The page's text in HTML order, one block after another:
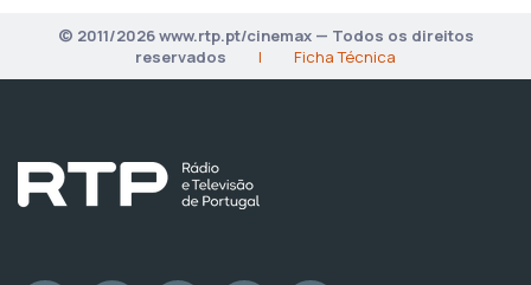
© 2011/2026 www.rtp.pt/cinemax — Todos os direitos
reservados
| Ficha Técnica